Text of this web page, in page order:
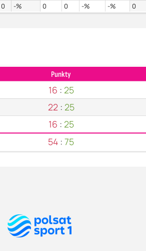
0 -% 0 0 -% -% 0
Punkty
16 : 25
22 : 25
16 : 25
54 :75